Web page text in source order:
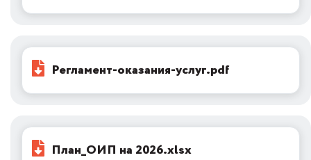
Регламент-оказания-услуг.pdf
План_ОИП на 2026.xlsx